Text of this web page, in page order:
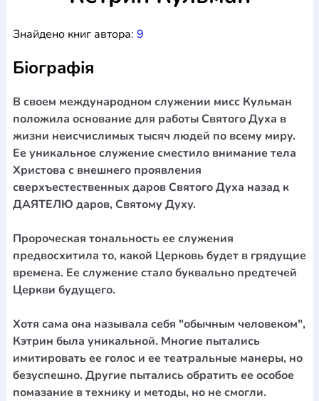
Шлюб і сім`я Юдаїзм
ПеріодикаАудіо Ручки кулькові
БлокнотиЩоденники / щотижневики
Навчальні мапиШкіряні виробиМагнітиМеталеві
виробиМіні-лампиНаклейки Настільні ігриПакети
подарунковіПлакатиПластмасові виробиХустки
Подарункові картки Розвиваючі ігриРепринти Свічки
Зошити
Фотокартини
Календарі
Канцелярскі товари
Комп`ютерні ігри
Листівки Сувенирна продукція Годинники Пазли
За додатковою інформацією дзвоніть за номером:
(097) 880-6379
Ми у Facebook
Знайдено книг автора: 9
Біографія
В своем международном служении мисс Кульман
положила основание для работы Святого Духа в
жизни неисчислимых тысяч людей по всему миру.
Ее уникальное служение сместило внимание тела
Христова с внешнего проявления
сверхъестественных даров Святого Духа назад к
ДАЯТЕЛЮ даров, Святому Духу.
Пророческая тональность ее служения
предвосхитила то, какой Церковь будет в грядущие
времена. Ее служение стало буквально предтечей
Церкви будущего.
Хотя сама она называла себя "обычным человеком",
Кэтрин была уникальной. Многие пытались
имитировать ее голос и ее театральные манеры, но
безуспешно. Другие пытались обратить ее особое
помазание в технику и методы, но не смогли.